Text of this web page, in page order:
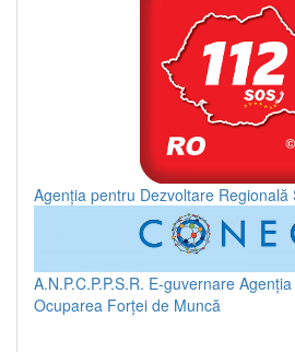
Agenția pentru Dezvoltare Regională
A.N.P.C.P.P.S.R. E-guvernare
Ocuparea Forței de Muncă